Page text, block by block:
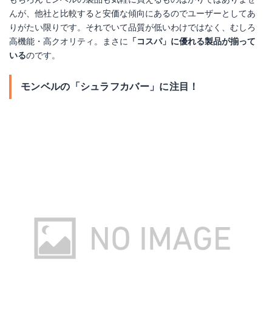
んが、他社と比較すると安価な傾向にあるのでユーザーとしてあ
りがたい限りです。それでいて品質が低いわけではなく、むしろ
高機能・高クオリティ。まさに
「コスパ」に優れる製品が揃って
いるのです。
モンベルの「シュラフカバー」に注目！